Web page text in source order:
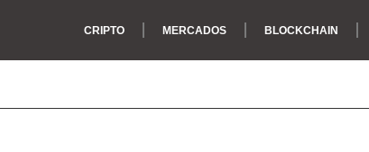
CRIPTO MERCADOS BLOCKCHAIN